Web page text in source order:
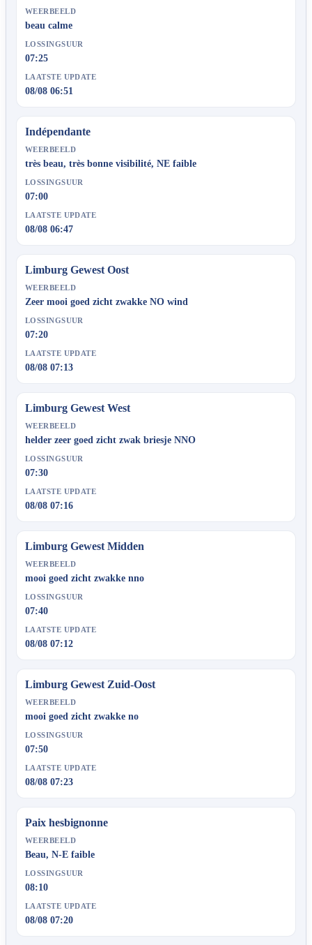
WEERBEELD
beau calme
LOSSINGSUUR
07:25
LAATSTE UPDATE
08/08 06:51
Indépendante
WEERBEELD
très beau, très bonne visibilité, NE faible
LOSSINGSUUR
07:00
LAATSTE UPDATE
08/08 06:47
Limburg Gewest Oost
WEERBEELD
Zeer mooi goed zicht zwakke NO wind
LOSSINGSUUR
07:20
LAATSTE UPDATE
08/08 07:13
Limburg Gewest West
WEERBEELD
helder zeer goed zicht zwak briesje NNO
LOSSINGSUUR
07:30
LAATSTE UPDATE
08/08 07:16
Limburg Gewest Midden
WEERBEELD
mooi goed zicht zwakke nno
LOSSINGSUUR
07:40
LAATSTE UPDATE
08/08 07:12
Limburg Gewest Zuid-Oost
WEERBEELD
mooi goed zicht zwakke no
LOSSINGSUUR
07:50
LAATSTE UPDATE
08/08 07:23
Paix hesbignonne
WEERBEELD
Beau, N-E faible
LOSSINGSUUR
08:10
LAATSTE UPDATE
08/08 07:20